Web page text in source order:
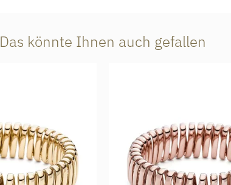
Das könnte Ihnen auch gefallen